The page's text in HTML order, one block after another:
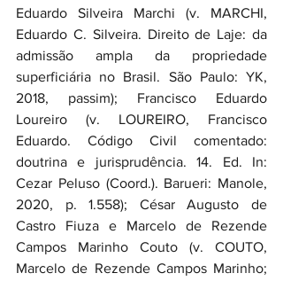
Eduardo Silveira Marchi (v. MARCHI,
Eduardo C. Silveira. Direito de Laje: da
admissão ampla da propriedade
superficiária no Brasil. São Paulo: YK,
2018, passim); Francisco Eduardo
Loureiro (v. LOUREIRO, Francisco
Eduardo. Código Civil comentado:
doutrina e jurisprudência. 14. Ed. In:
Cezar Peluso (Coord.). Barueri: Manole,
2020, p. 1.558); César Augusto de
Castro Fiuza e Marcelo de Rezende
Campos Marinho Couto (v. COUTO,
Marcelo de Rezende Campos Marinho;